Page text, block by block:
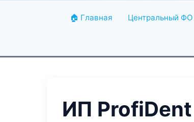
🏠 Главная Центральный ФО
ИП ProfiDent